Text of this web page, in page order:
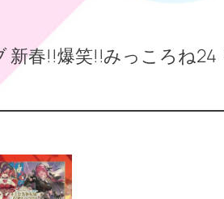
新春!!爆笑!!みっころね24